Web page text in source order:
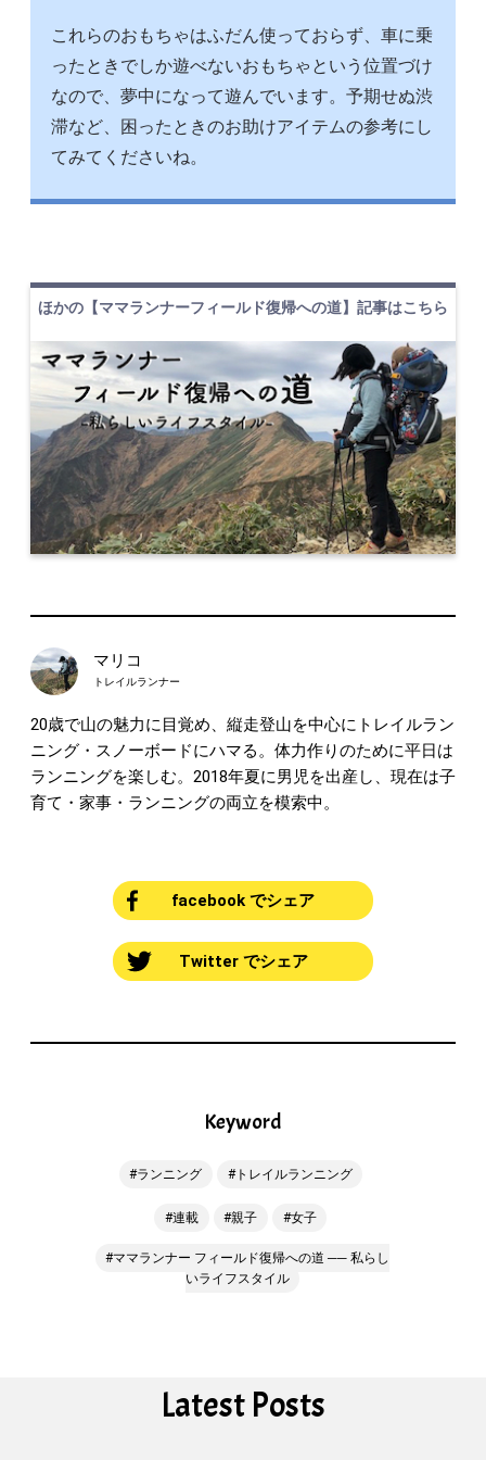
これらのおもちゃはふだん使っておらず、車に乗
ったときでしか遊べないおもちゃという位置づけ
なので、夢中になって遊んでいます。予期せぬ渋
滞など、困ったときのお助けアイテムの参考にし
てみてくださいね。
ほかの【ママランナーフィールド復帰への道】記事はこちら
マリコ
トレイルランナー
20歳で山の魅力に目覚め、縦走登山を中心にトレイルラン
ニング・スノーボードにハマる。体力作りのために平日は
ランニングを楽しむ。2018年夏に男児を出産し、現在は子
育て・家事・ランニングの両立を模索中。
facebook でシェア
Twitter でシェア
Keyword
ランニング トレイルランニング
連載 親子 女子
ママランナー フィールド復帰への道 ── 私らし
いライフスタイル
Latest Posts